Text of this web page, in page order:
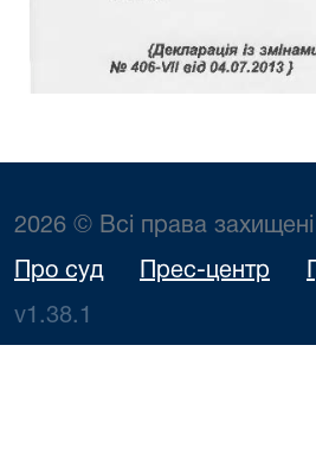
2026 © Всі права захищені
Про суд Прес-центр
v1.38.1